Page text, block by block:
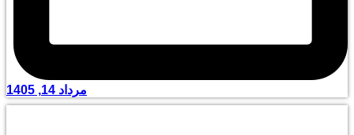
مرداد 14, 1405